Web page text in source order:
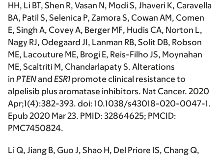
HH, Li BT, Shen R, Vasan N, Modi S, Jhaveri K, Caravella
BA, Patil S, Selenica P, Zamora S, Cowan AM, Comen
E, Singh A, Covey A, Berger MF, Hudis CA, Norton L,
Nagy RJ, Odegaard JI, Lanman RB, Solit DB, Robson
ME, Lacouture ME, Brogi E, Reis-Filho JS, Moynahan
ME, Scaltriti M, Chandarlapaty S. Alterations
in PTENand ESR1 promote clinical resistance to
alpelisib plus aromatase inhibitors. Nat Cancer. 2020
Apr;1(4):382-393. doi: 10.1038/s43018-020-0047-1.
Epub 2020 Mar 23. PMID: 32864625; PMCID:
PMC7450824.
Li Q, Jiang B, Guo J, Shao H, Del Priore IS, Chang Q,